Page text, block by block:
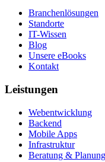
Branchenlösungen
Standorte
IT-Wissen
Blog
Unsere eBooks
Kontakt
Leistungen
Webentwicklung
Backend
Mobile Apps
Infrastruktur
Beratung & Planung